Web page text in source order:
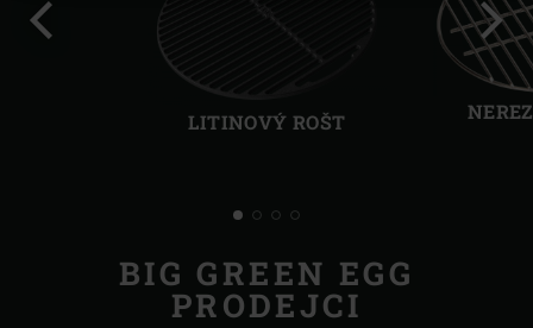
LITINOVÝ ROŠT
Další
BIG GREEN EGG
PRODEJCI